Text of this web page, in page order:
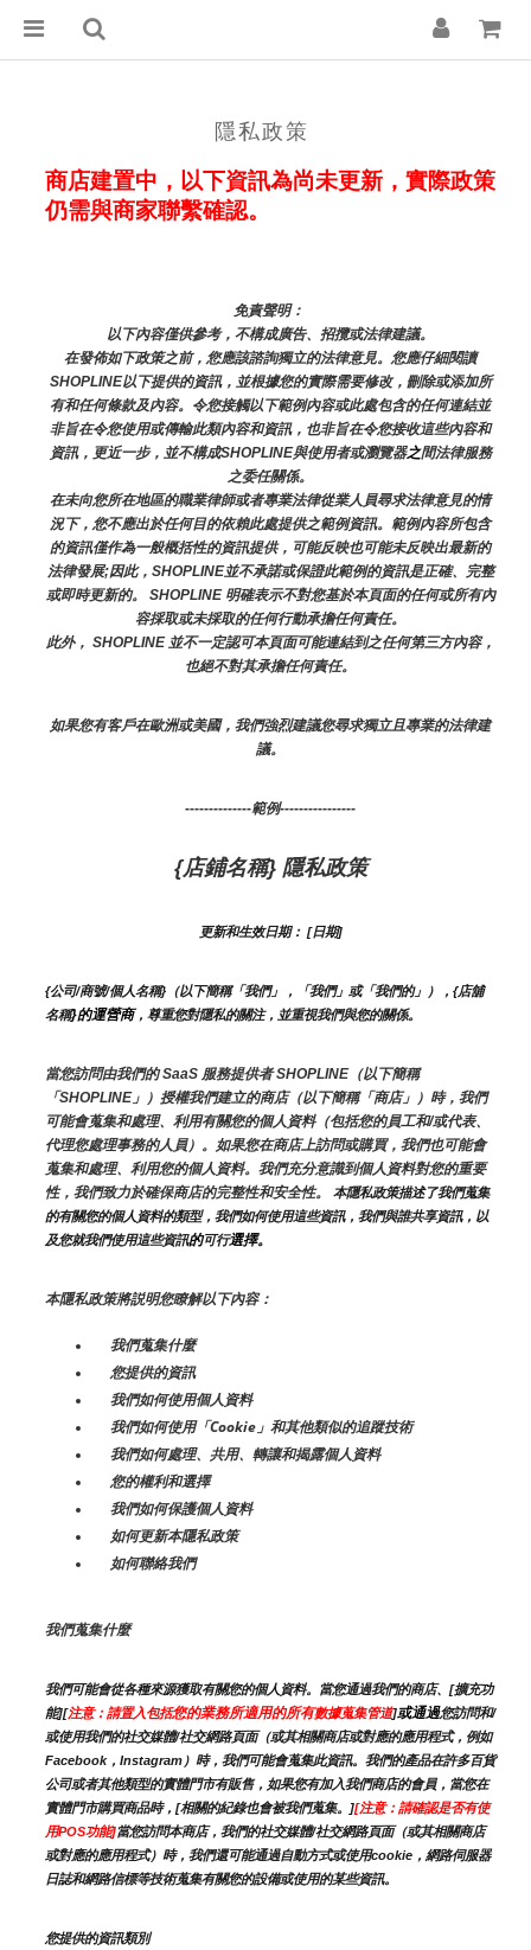
隱私政策
商店建置中，以下資訊為尚未更新，實際政策
仍需與商家聯繫確認。
免責聲明：
以下內容僅供參考，不構成廣告、招攬或法律建議。
在發佈如下政策之前，您應該諮詢獨立的法律意見。您應仔細閱讀
SHOPLINE以下提供的資訊，並根據您的實際需要修改，刪除或添加所
有和任何條款及內容。令您接觸以下範例內容或此處包含的任何連結並
非旨在令您使用或傳輸此類內容和資訊，也非旨在令您接收這些內容和
資訊，更近一步，並不構成SHOPLINE與使用者或瀏覽器之間法律服務
之委任關係。
在未向您所在地區的職業律師或者專業法律從業人員尋求法律意見的情
況下，您不應出於任何目的依賴此處提供之範例資訊。範例內容所包含
的資訊僅作為一般概括性的資訊提供，可能反映也可能未反映出最新的
法律發展;因此，SHOPLINE並不承諾或保證此範例的資訊是正確、完整
或即時更新的。 SHOPLINE 明確表示不對您基於本頁面的任何或所有內
容採取或未採取的任何行動承擔任何責任。
此外， SHOPLINE 並不一定認可本頁面可能連結到之任何第三方內容，
也絕不對其承擔任何責任。
如果您有客戶在歐洲或美國，我們強烈建議您尋求獨立且專業的法律建
議。
--------------範例----------------
{店鋪名稱} 隱私政策
更新和生效日期： [日期]
{公司/商號/個人名稱}（以下簡稱「我們」，「我們」或「我們的」），{店舖
名稱}的運營商，尊重您對隱私的關注，並重視我們與您的關係。
當您訪問由我們的 SaaS 服務提供者 SHOPLINE（以下簡稱
「SHOPLINE」）授權我們建立的商店（以下簡稱「商店」）時，我們
可能會蒐集和處理、利用有關您的個人資料（包括您的員工和/或代表、
代理您處理事務的人員）。如果您在商店上訪問或購買，我們也可能會
蒐集和處理、利用您的個人資料。我們充分意識到個人資料對您的重要
性，我們致力於確保商店的完整性和安全性。
本隱私政策描述了我們蒐集
的有關您的個人資料的類型，我們如何使用這些資訊，我們與誰共享資訊，以
及您就我們使用這些資訊的可行選擇。
本隱私政策將説明您瞭解以下內容：
我們蒐集什麼
您提供的資訊
我們如何使用個人資料
我們如何使用「Cookie」和其他類似的追蹤技術
我們如何處理、共用、轉讓和揭露個人資料
您的權利和選擇
我們如何保護個人資料
如何更新本隱私政策
如何聯絡我們
我們蒐集什麼
我們可能會從各種來源獲取有關您的個人資料。當您通過我們的商店、[擴充功
能][注意：請置入包括您的業務所適用的所有數據蒐集管道]或通過您訪問和/
或使用我們的社交媒體/社交網路頁面（或其相關商店或對應的應用程式，例如
Facebook，Instagram）時，我們可能會蒐集此資訊。我們的產品在許多百貨
公司或者其他類型的實體門市有販售，如果您有加入我們商店的會員，當您在
實體門市購買商品時，[相關的紀錄也會被我們蒐集。][注意：請確認是否有使
用POS功能]當您訪問本商店，我們的社交媒體/社交網路頁面（或其相關商店
或對應的應用程式）時，我們還可能通過自動方式或使用cookie，網路伺服器
日誌和網路信標等技術蒐集有關您的設備或使用的某些資訊。
您提供的資訊類別